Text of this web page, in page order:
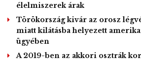
#Venezuela
que el objetivo de la
era matarlo
https://t.co/U3wMJaW6iQ
pic.twitter.com/
Click to accept marketing
enable this
élelmiszerek árak
Törökország kivár az orosz
miatt kilátásba helyezett
ügyében
A 2019-ben az akkori osztrák